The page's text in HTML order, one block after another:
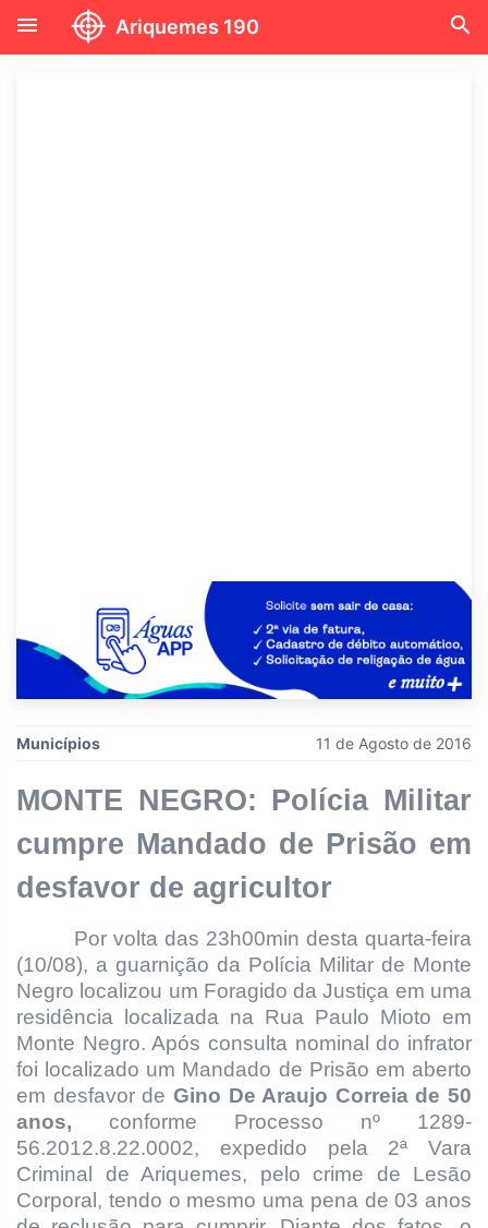
menu Ariquemes 190 search
Municípios 11 de Agosto de 2016
MONTE NEGRO: Polícia Militar
cumpre Mandado de Prisão em
desfavor de agricultor
Por volta das 23h00min desta quarta-feira
(10/08), a guarnição da Polícia Militar de Monte
Negro localizou um Foragido da Justiça em uma
residência localizada na Rua Paulo Mioto em
Monte Negro. Após consulta nominal do infrator
foi localizado um Mandado de Prisão em aberto
em desfavor de Gino De Araujo Correia de 50
anos, conforme Processo nº 1289-
56.2012.8.22.0002, expedido pela 2ª Vara
Criminal de Ariquemes, pelo crime de Lesão
Corporal, tendo o mesmo uma pena de 03 anos